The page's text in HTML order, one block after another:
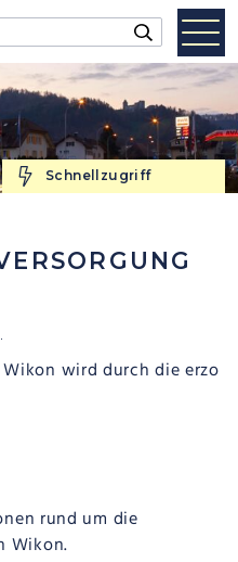
Suche starten
Schnellzugriff
Schnellzugriff
wird durch die erzo
rund um die
Wikon.